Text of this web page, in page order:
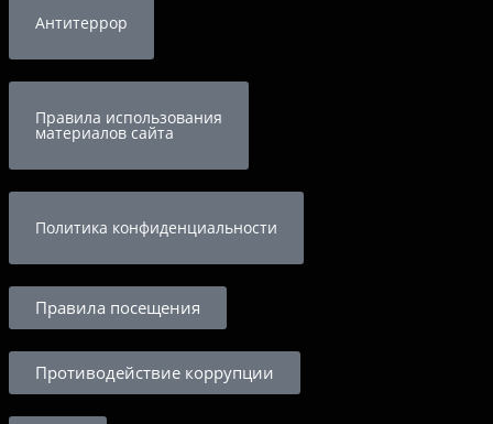
Антитеррор
Правила использования
материалов сайта
Политика конфиденциальности
Правила посещения
Противодействие коррупции